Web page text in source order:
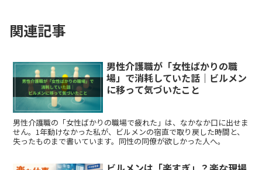
関連記事
男性介護職が「女性ばかりの職
場」で消耗していた話｜ビルメン
に移って気づいたこと
男性介護職の「女性ばかりの職場で疲れた」は、なかなか口に出せま
せん。1年動けなかった私が、ビルメンの宿直で取り戻した時間と、
失ったものまで書いています。同性の同僚が欲しかった人へ。